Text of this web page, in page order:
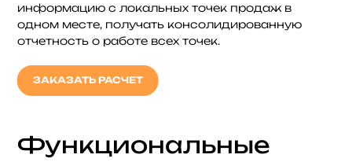
информацию с локальных точек продаж в
одном месте, получать консолидированную
отчетность о работе всех точек.
ЗАКАЗАТЬ РАСЧЕТ
Функциональные